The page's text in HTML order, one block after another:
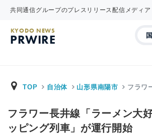
共同通信グループのプレスリリース配信メディア
KYODO NEWS
PRWIRE
TOP 自治体 山形県南陽市 フラワ
フラワー長井線「ラーメン大
ッピング列車」が運行開始